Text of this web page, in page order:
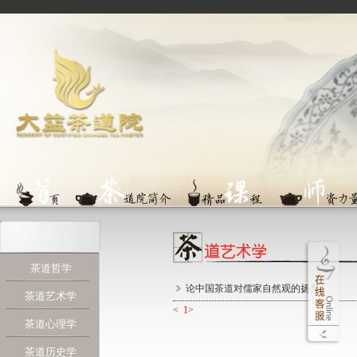
茶道哲学
茶道艺术学
茶道心理学
茶道历史学
论中国茶道对儒家自然观的扬弃
< 1>